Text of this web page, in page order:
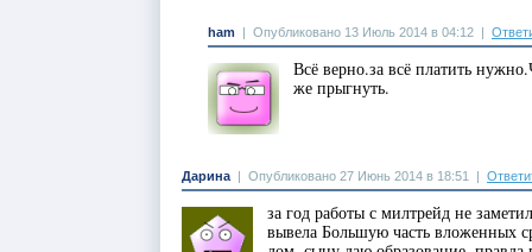
ham Опубликовано 13 Июль 2014 в 04:12
Всё верно.за всё платить
же прыгнуть.
Дарина Опубликовано 27 Июнь 2014 в 18:51
за год работы с милтрейд не
вывела Большую часть вложенных